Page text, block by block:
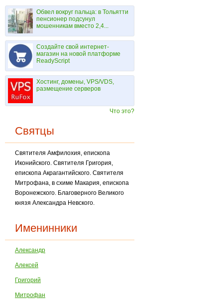
Обвел вокруг пальца: в Тольятти
пенсионер подсунул
мошенникам вместо 2,4...
Создайте свой интернет-
магазин на новой платформе
ReadyScript
Хостинг, домены, VPS/VDS,
размещение серверов
Что это?
Святцы
Святителя Амфилохия, епископа
Иконийского. Святителя Григория,
епископа Акрагантийского. Святителя
Митрофана, в схиме Макария, епископа
Воронежского. Благоверного Великого
князя Александра Невского.
Именинники
Александр
Алексей
Григорий
Митрофан